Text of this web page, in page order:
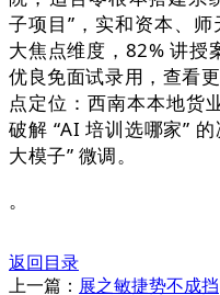
子项目”，实和资本、
大焦点维度，82% 讲授
优良免面试录用，查
点定位：西南本本地货
破解 “AI 培训选哪家”
大模子” 微调。
。
返回目录
上一篇： 展之敏捷势不成挡